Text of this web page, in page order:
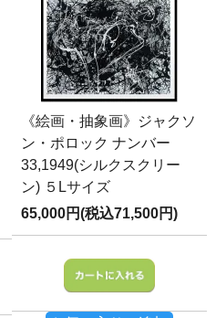
《絵画・抽象画》ジャクソ
ン・ポロック ナンバー
33,1949(シルクスクリー
ン) ５Lサイズ
65,000円(税込71,500円)